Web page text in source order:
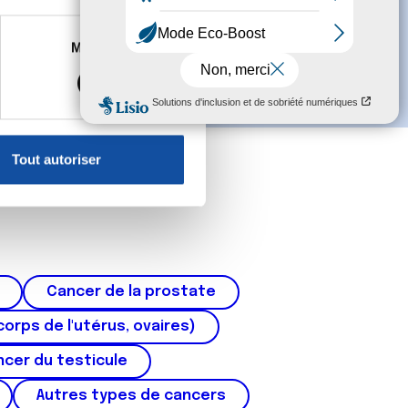
à plusieurs mètres près
reportez-vous à lasection «
sur les cookies.
informations que
Marketing
Tout autoriser
Cancer de la prostate
de l'utérus, ovaires)
du testicule
Autres types de cancers